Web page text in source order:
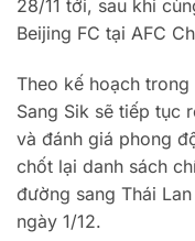
28/11 tới, sau khi
Beijing FC tại AFC
Theo kế hoạch
Sang Sik sẽ tiếp tục
và đánh giá phong
chốt lại danh sách
đường sang Thái
ngày 1/12.